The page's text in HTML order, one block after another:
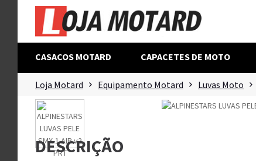
CASACOS MOTARD CAPACETES DE MOTO
Loja Motard Equipamento Motard Luvas Moto
DESCRIÇÃO